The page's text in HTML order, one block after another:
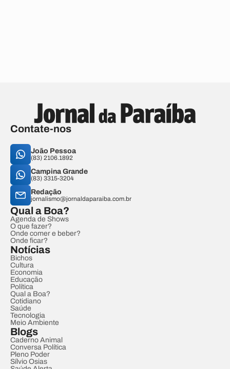
Contate-nos
João Pessoa
(83) 2106.1892
Campina Grande
(83) 3315-3204
Redação
jornalismo@jornaldaparaiba.com.br
Qual a Boa?
Agenda de Shows
O que fazer?
Onde comer e beber?
Onde ficar?
Notícias
Bichos
Cultura
Economia
Educação
Política
Qual a Boa?
Cotidiano
Saúde
Tecnologia
Meio Ambiente
Blogs
Caderno Animal
Conversa Política
Pleno Poder
Sílvio Osias